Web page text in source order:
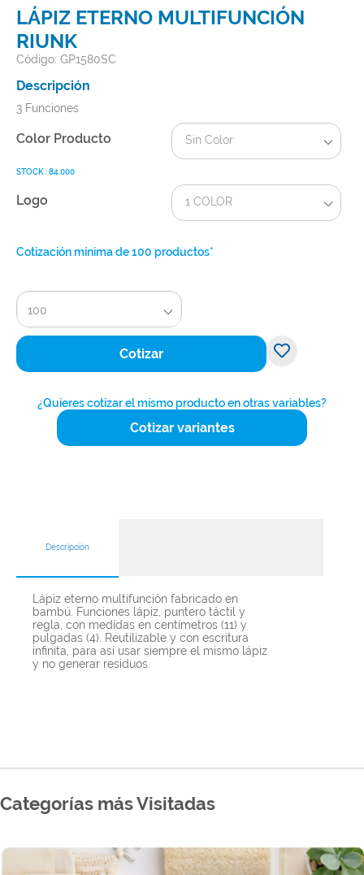
LÁPIZ ETERNO MULTIFUNCIÓN
RIUNK
Código: GP1580SC
Descripción
3 Funciones
Color Producto Sin Color
STOCK : 84.000
Logo 1 COLOR
Cotización mínima de 100 productos*
100
Cotizar
¿Quieres cotizar el mismo producto en otras variables?
Cotizar variantes
Descripción
Lápiz eterno multifunción fabricado en
bambú. Funciones lápiz, puntero táctil y
regla, con medidas en centímetros (11) y
pulgadas (4). Reutilizable y con escritura
infinita, para así usar siempre el mismo lápiz
y no generar residuos.
Categorías más Visitadas